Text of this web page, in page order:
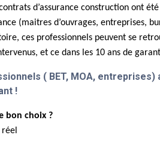
d’assurance construction ont
(maitres d’ouvrages, entreprises,
ces professionnels peuvent se
et ce dans les 10 ans de
( BET, MOA, entreprises)
!
bon choix ?